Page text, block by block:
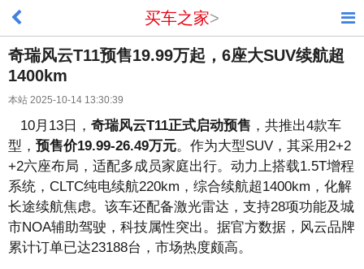
买车之家>
奇瑞风云T11预售19.99万起，6座大SUV续航超
1400km
本站 2025-10-14 13:30:39
10月13日， 奇瑞风云T11正式启动预售 ，共推出4款车
型， 预售价19.99-26.49万元。作为大型SUV，其采用2+2
+2六座布局，适配多成员家庭出行。动力上搭载1.5T增程
系统，CLTC纯电续航220km，综合续航超1400km，化解
长途续航焦虑。该车还配备激光雷达，支持28项功能及城
市NOA辅助驾驶，科技属性突出。据官方数据，风云品牌
累计订单已达23188台，市场热度颇高。